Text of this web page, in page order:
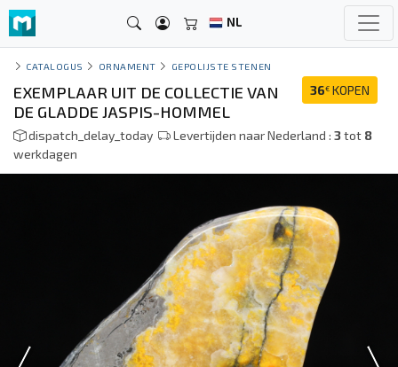
NL
CATALOGUS ORNAMENT GEPOLIJSTE STENEN
36€ KOPEN
EXEMPLAAR UIT DE COLLECTIE VAN
DE GLADDE JASPIS-HOMMEL
dispatch_delay_today Levertijden naar Nederland : 3tot 8
werkdagen